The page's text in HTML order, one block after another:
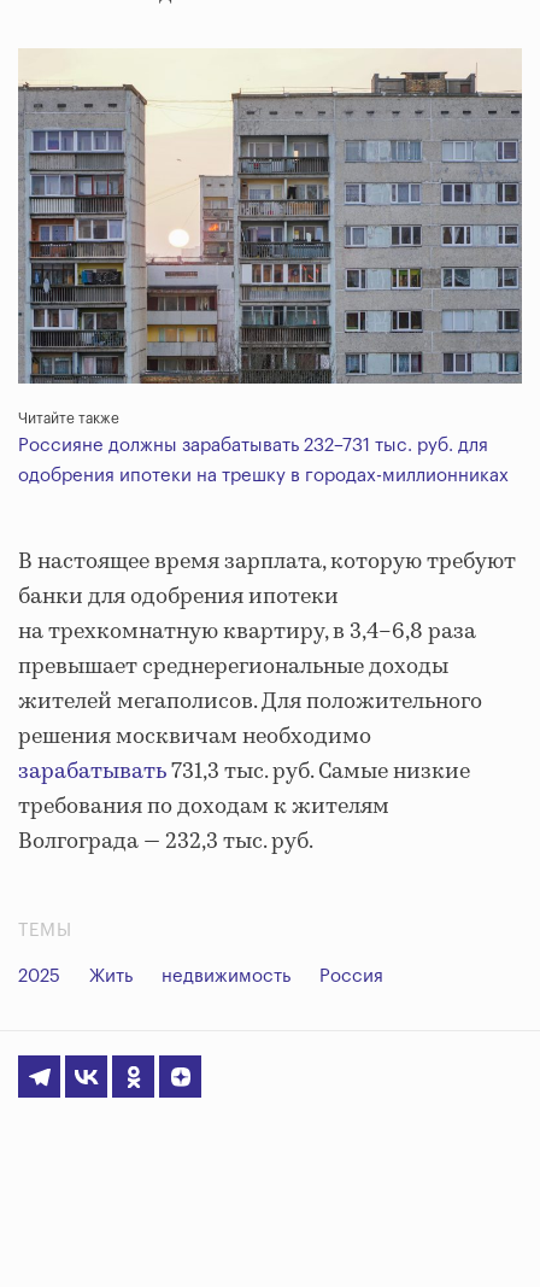
Читайте также
Россияне должны зарабатывать 232–731 тыс. руб. для
одобрения ипотеки на трешку в городах-миллионниках
В настоящее время зарплата, которую требуют
банки для одобрения ипотеки
на трехкомнатную квартиру, в 3,4–6,8 раза
превышает среднерегиональные доходы
жителей мегаполисов. Для положительного
решения москвичам необходимо
зарабатывать731,3 тыс. руб. Самые низкие
требования по доходам к жителям
Волгограда — 232,3 тыс. руб.
ТЕМЫ
2025 Жить недвижимость Россия